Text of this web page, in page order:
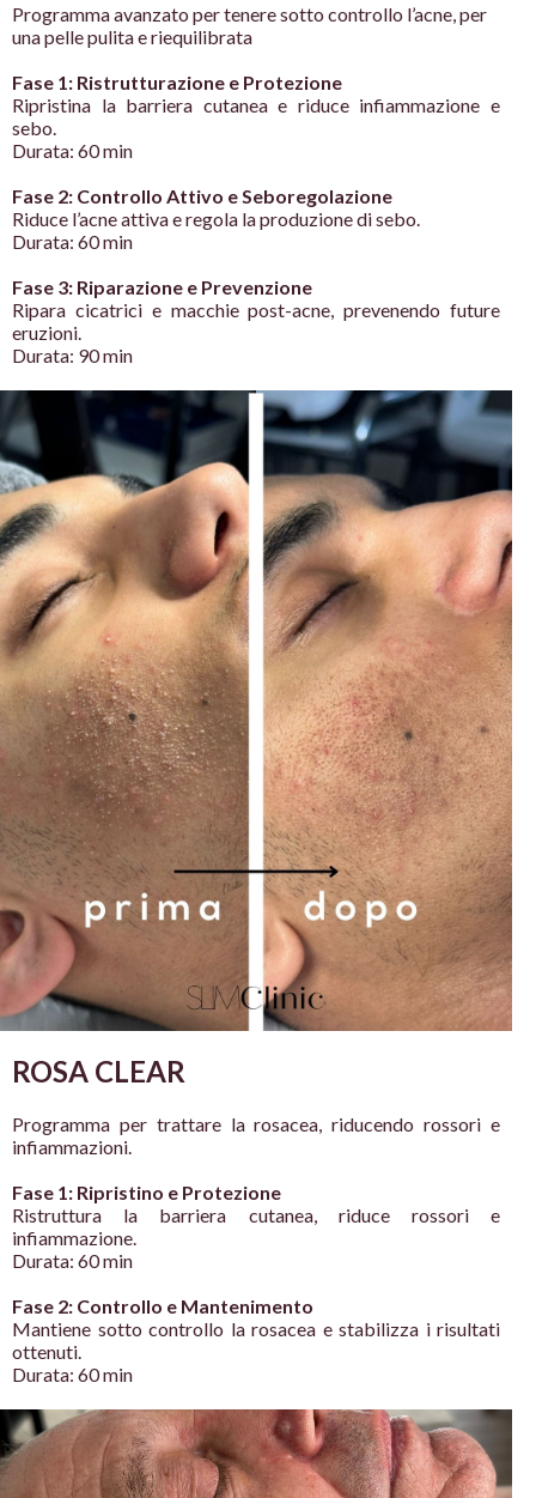
Programma avanzato per tenere sotto controllo l’acne, per
una pelle pulita eriequilibrata
Fase 1: Ristrutturazione e Protezione
Ripristina la barriera cutanea e riduce infiammazione e
sebo.
Durata: 60 min
Fase 2: Controllo Attivo e Seboregolazione
Riduce l’acne attiva e regola la produzione di sebo.
Durata: 60 min
Fase 3: Riparazione e Prevenzione
Ripara cicatrici e macchie post-acne, prevenendo future
eruzioni.
Durata: 90 min
ROSA CLEAR
Programma per trattare la rosacea,riducendo rossori e
infiammazioni.
Fase 1: Ripristino e Protezione
Ristruttura la barriera cutanea, riduce rossori e
infiammazione.
Durata: 60 min
Fase 2: Controllo e Mantenimento
Mantiene sotto controllo la rosacea e stabilizza i risultati
ottenuti.
Durata: 60 min